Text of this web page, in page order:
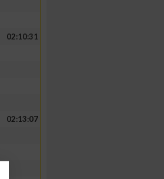
02:10:31
02:13:07